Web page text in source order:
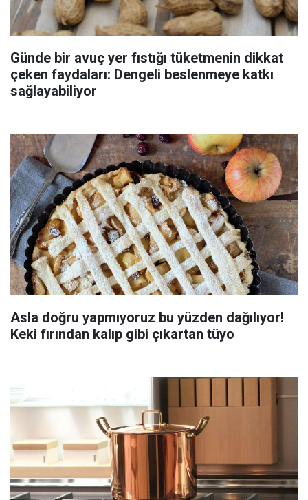
Günde bir avuç yer fıstığı tüketmenin dikkat
çeken faydaları: Dengeli beslenmeye katkı
sağlayabiliyor
Asla doğru yapmıyoruz bu yüzden dağılıyor!
Keki fırından kalıp gibi çıkartan tüyo